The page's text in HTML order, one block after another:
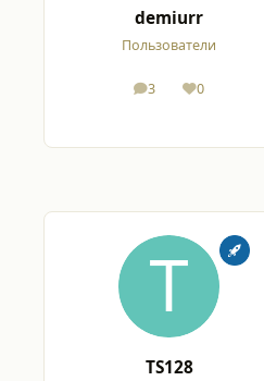
demiurr
Пользователи
3
сообщения
0
Репутация
TS128